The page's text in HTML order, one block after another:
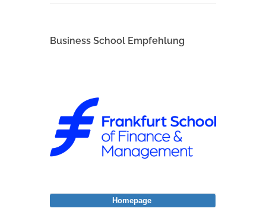
Business School Empfehlung
Homepage